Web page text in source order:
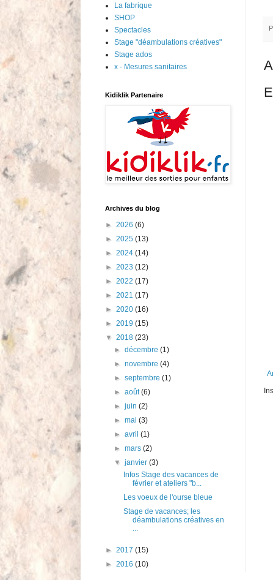
La fabrique
SHOP
Spectacles
Stage "déambulations créatives"
Stage ados
x - Mesures sanitaires
Kidiklik Partenaire
Archives du blog
► 2026 (6)
► 2025 (13)
► 2024 (14)
► 2023 (12)
► 2022 (17)
► 2021 (17)
► 2020 (16)
► 2019 (15)
▼ 2018 (23)
►décembre(1)
►novembre(4)
►septembre(1)
►août(6)
►juin(2)
►mai(3)
►avril(1)
►mars(2)
▼janvier(3)
Infos Stage des vacances de
février et ateliers "b...
Les voeux de l'ourse bleue
Stage de vacances; les
déambulations créatives en
► 2017 (15)
► 2016 (10)